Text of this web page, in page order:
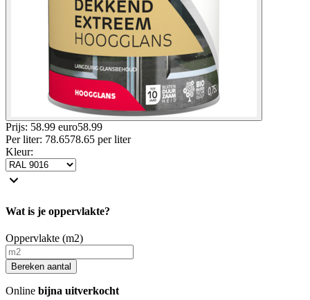
Prijs: 58.99 euro58.99
Per liter: 78.6578.65 per liter
Kleur:
Wat is je oppervlakte?
Oppervlakte (m2)
Bereken aantal
Online bijna uitverkocht